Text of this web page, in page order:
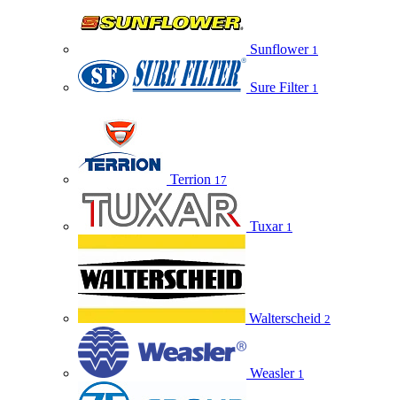
Sunflower 1
Sure Filter 1
Terrion 17
Tuxar 1
Walterscheid 2
Weasler 1